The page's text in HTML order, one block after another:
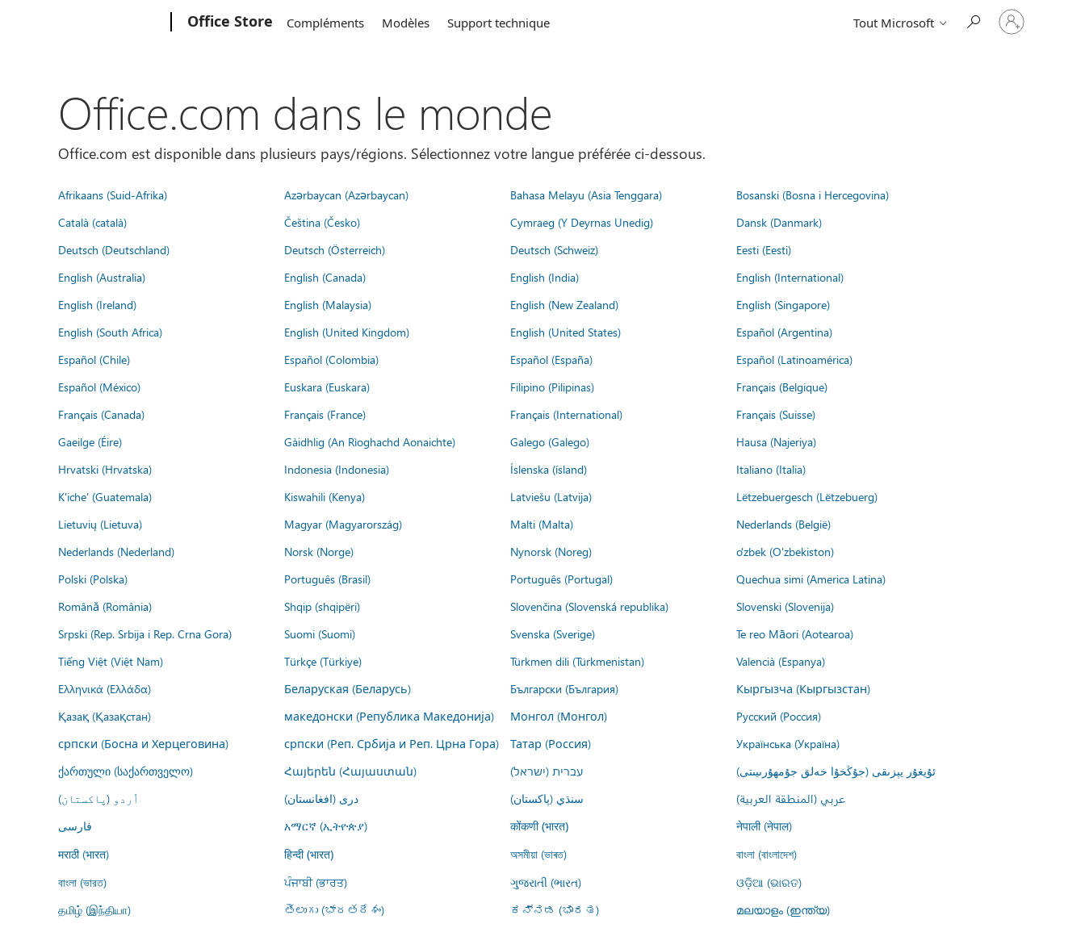
Office Store Compléments Modèles Support technique Tout Microsoft
Connectez-
vous
Office.com dans le monde
Office.com est disponible dans plusieurs pays/régions. Sélectionnez votre langue préférée ci-dessous.
Afrikaans (Suid-Afrika) Azərbaycan (Azərbaycan) Bahasa Melayu (Asia Tenggara)
Bosanski (Bosna i Hercegovina)
Català (català)
Čeština (Česko) Cymraeg (Y Deyrnas Unedig)
Dansk (Danmark)
Deutsch (Deutschland)
Deutsch (Österreich) Deutsch (Schweiz)
Eesti (Eesti)
English (Australia)
English (Canada) English (India)
English (International)
English (Ireland)
English (Malaysia) English (New Zealand)
English (Singapore)
English (South Africa)
English (United Kingdom) English (United States)
Español (Argentina)
Español (Chile)
Español (Colombia) Español (España)
Español (Latinoamérica)
Español (México)
Euskara (Euskara) Filipino (Pilipinas)
Français (Belgique)
Français (Canada)
Français (France) Français (International)
Français (Suisse)
Gaeilge (Éire)
Gàidhlig (An Rìoghachd Aonaichte) Galego (Galego)
Hausa (Najeriya)
Hrvatski (Hrvatska)
Indonesia (Indonesia) Íslenska (ísland)
Italiano (Italia)
K'iche' (Guatemala)
Kiswahili (Kenya) Latviešu (Latvija)
Lëtzebuergesch (Lëtzebuerg)
Lietuvių (Lietuva)
Magyar (Magyarország) Malti (Malta)
Nederlands (België)
Nederlands (Nederland)
Norsk (Norge) Nynorsk (Noreg)
o'zbek (O'zbekiston)
Polski (Polska)
Português (Brasil) Português (Portugal)
Quechua simi (America Latina)
Română (România)
Shqip (shqipëri) Slovenčina (Slovenská republika)
Slovenski (Slovenija)
Srpski (Rep. Srbija i Rep. Crna Gora)
Suomi (Suomi) Svenska (Sverige)
Te reo Māori (Aotearoa)
Tiếng Việt (Việt Nam)
Türkçe (Türkiye) Türkmen dili (Türkmenistan)
Valencià (Espanya)
Ελληνικά (Ελλάδα)
Беларуская (Беларусь) Български (България)
Кыргызча (Кыргызстан)
Қазақ (Қазақстан)
македонски (Република Македонија) Монгол (Монгол)
Русский (Россия)
српски (Босна и Херцеговина)
српски (Реп. Србија и Реп. Црна Гора) Татар (Россия)
Українська (Україна)
ქართული (საქართველო)
Հայերեն (Հայաստան) עברית (ישראל)
ئۇيغۇر يېزىقى (جۇڭخۇا خەلق جۇمھۇرىيىتى)
اُردو (پاکستان)
درى (افغانستان) سنڌي (پاکستان)
عربي (المنطقة العربية)
فارسى
አማርኛ (ኢትዮጵያ) कोंकणी (भारत)
नेपाली (नेपाल)
मराठी (भारत)
हिन्दी (भारत) অসমীয়া (ভাৰত)
বাংলা (বাংলাদেশ)
বাংলা (ভারত)
ਪੰਜਾਬੀ (ਭਾਰਤ) ગુજરાતી (ભારત)
ଓଡ଼ିଆ (ଭାରତ)
தமிழ் (இந்தியா)
తెలుగు (భారతదేశం) ಕನ್ನಡ (ಭಾರತ)
മലയാളം (ഇന്ത്യ)